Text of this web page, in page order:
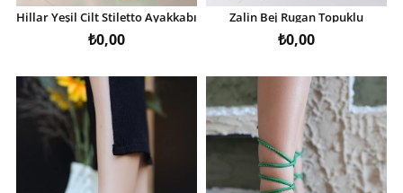
Hillar Yeşil Cilt Stiletto Ayakkabı
₺0,00
Zalin Bej Rugan Topuklu
Ayakkabı
₺0,00